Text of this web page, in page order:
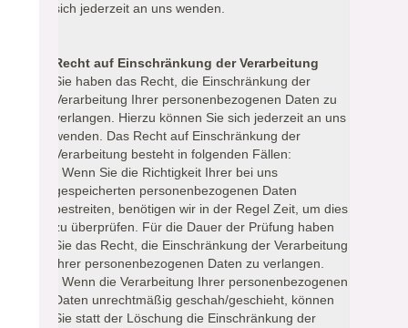
sich jederzeit an uns wenden.
Recht auf Einschränkung der Verarbeitung
Sie haben das Recht, die Einschränkung der
Verarbeitung Ihrer personenbezogenen Daten zu
verlangen. Hierzu können Sie sich jederzeit an uns
wenden. Das Recht auf Einschränkung der
Verarbeitung besteht in folgenden Fällen:
- Wenn Sie die Richtigkeit Ihrer bei uns
gespeicherten personenbezogenen Daten
bestreiten, benötigen wir in der Regel Zeit, um dies
zu überprüfen. Für die Dauer der Prüfung haben
Sie das Recht, die Einschränkung der Verarbeitung
Ihrer personenbezogenen Daten zu verlangen.
- Wenn die Verarbeitung Ihrer personenbezogenen
Daten unrechtmäßig geschah/geschieht, können
Sie statt der Löschung die Einschränkung der